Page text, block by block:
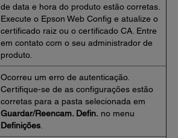
de data e hora do produto estão corretas.
Execute o Epson Web Config e atualize o
certificado raiz ou o certificado CA. Entre
em contato com o seu administrador de
produto.
Ocorreu um erro de autenticação.
Certifique-se de as configurações estão
corretas para a pasta selecionada em
Guardar/Reencam. Defin. no menu
Definições